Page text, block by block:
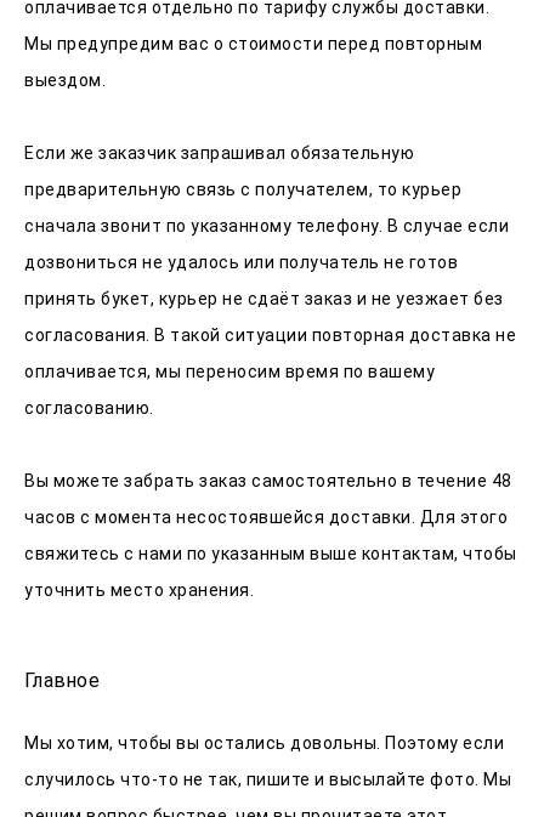
оплачивается отдельно по тарифу службы доставки.
Мы предупредим вас о стоимости перед повторным
выездом.
Если же заказчик запрашивал обязательную
предварительную связь с получателем, то курьер
сначала звонит по указанному телефону. В случае если
дозвониться не удалось или получатель не готов
принять букет, курьер не сдаёт заказ и не уезжает без
согласования. В такой ситуации повторная доставка не
оплачивается, мы переносим время по вашему
согласованию.
Вы можете забрать заказ самостоятельно в течение 48
часов с момента несостоявшейся доставки. Для этого
свяжитесь с нами по указанным выше контактам, чтобы
уточнить место хранения.
Главное
Мы хотим, чтобы вы остались довольны. Поэтому если
случилось что-то не так, пишите и высылайте фото. Мы